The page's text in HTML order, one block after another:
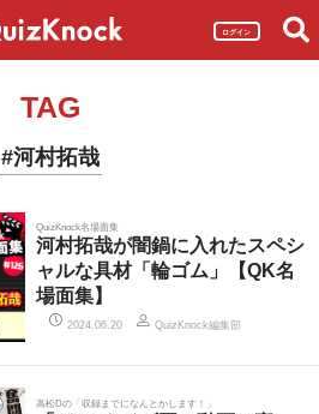
ログイン
TAG
#河村拓哉
QuizKnock名場面集
河村拓哉が闇鍋に入れたスペシ
ャルな具材「輪ゴム」【QK名
場面集】
2024.06.20 QuizKnock編集部
高松Dの「収録までになんとかします！」